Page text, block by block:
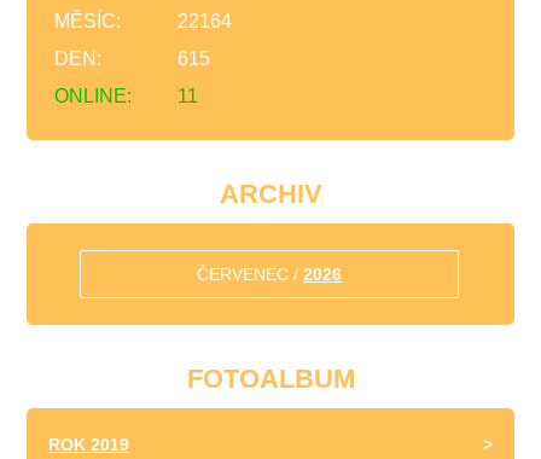
ONLINE: 11
MĚSÍC:
22164
DEN:
615
ARCHIV
ČERVENEC /2026
FOTOALBUM
ROK 2019